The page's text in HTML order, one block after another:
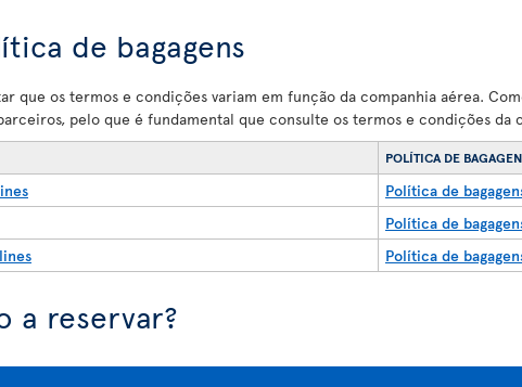
de bagagens
que os termos e condições variam em função da companhia aérea.
pelo que é fundamental que consulte os termos e condições da
POLÍTICA DE
Política de
Política de
Política de
a reservar?